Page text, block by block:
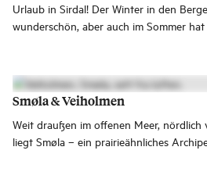
Urlaub in Sirdal! Der Winter in den
wunderschön, aber auch im Sommer
Smøla & Veiholmen
Weit draußen im offenen Meer, nördlich
liegt Smøla – ein prairieähnliches